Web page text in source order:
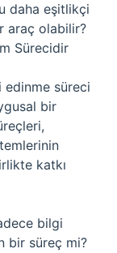
daha eşitlikçi
araç olabilir?
Sürecidir
edinme süreci
bir
katkı
bilgi
bir süreç mi?